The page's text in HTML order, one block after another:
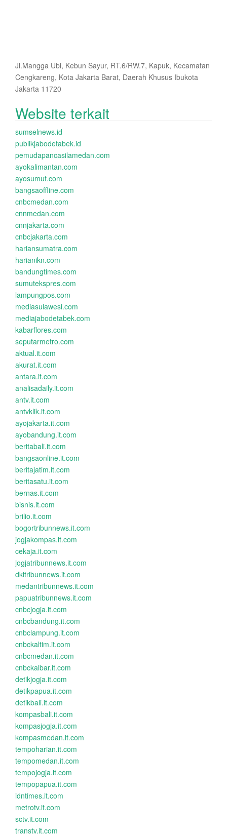
Jl.Mangga Ubi, Kebun Sayur, RT.6/RW.7, Kapuk, Kecamatan
Cengkareng, Kota Jakarta Barat, Daerah Khusus Ibukota
Jakarta 11720
Website terkait
sumselnews.id
publikjabodetabek.id
pemudapancasilamedan.com
ayokalimantan.com
ayosumut.com
bangsaoffline.com
cnbcmedan.com
cnnmedan.com
cnnjakarta.com
cnbcjakarta.com
hariansumatra.com
harianikn.com
bandungtimes.com
sumutekspres.com
lampungpos.com
mediasulawesi.com
mediajabodetabek.com
kabarflores.com
seputarmetro.com
aktual.it.com
akurat.it.com
antara.it.com
analisadaily.it.com
antv.it.com
antvklik.it.com
ayojakarta.it.com
ayobandung.it.com
beritabali.it.com
bangsaonline.it.com
beritajatim.it.com
beritasatu.it.com
bernas.it.com
bisnis.it.com
brilio.it.com
bogortribunnews.it.com
jogjakompas.it.com
cekaja.it.com
jogjatribunnews.it.com
dkitribunnews.it.com
medantribunnews.it.com
papuatribunnews.it.com
cnbcjogja.it.com
cnbcbandung.it.com
cnbclampung.it.com
cnbckaltim.it.com
cnbcmedan.it.com
cnbckalbar.it.com
detikjogja.it.com
detikpapua.it.com
detikbali.it.com
kompasbali.it.com
kompasjogja.it.com
kompasmedan.it.com
tempoharian.it.com
tempomedan.it.com
tempojogja.it.com
tempopapua.it.com
idntimes.it.com
metrotv.it.com
sctv.it.com
transtv.it.com